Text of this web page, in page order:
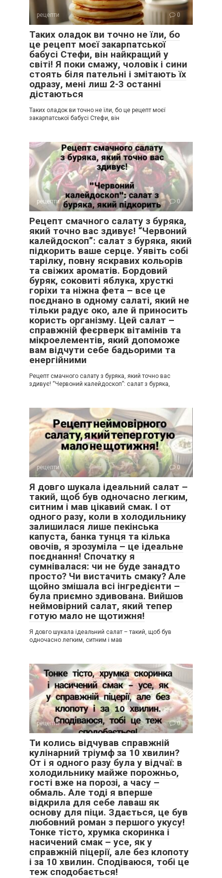
рецепти 0
Таких оладок ви точно не їли, бо
це рецепт моєї закарпатської
бабусі Стефи, він найкращий у
світі! Я поки смажу, чоловік і сини
стоять біля пательні і змітають їх
одразу, мені лиш 2-3 останні
дістаються
Таких оладок ви точно не їли, бо це рецепт моєї
закарпатської бабусі Стефи, він
рецепти 0
Рецепт смачного салату з буряка,
який точно вас здивує! “Червоний
калейдоскоп”: салат з буряка, який
підкорить ваше серце. Уявіть собі
тарілку, повну яскравих кольорів
та свіжих ароматів. Бордовий
буряк, соковиті яблука, хрусткі
горіхи та ніжна фета – все це
поєднано в одному салаті, який не
тільки радує око, але й приносить
користь організму. Цей салат –
справжній феєрверк вітамінів та
мікроелементів, який допоможе
вам відчути себе бадьорими та
енергійними
Рецепт смачного салату з буряка, який точно вас
здивує! “Червоний калейдоскоп”: салат з буряка,
рецепти 0
Я довго шукала ідеальний салат –
такий, щоб був одночасно легким,
ситним і мав цікавий смак. І от
одного разу, коли в холодильнику
залишилася лише пекінська
капуста, банка тунця та кілька
овочів, я зрозуміла – це ідеальне
поєднання! Спочатку я
сумнівалася: чи не буде занадто
просто? Чи вистачить смаку? Але
щойно змішала всі інгредієнти –
була приємно здивована. Вийшов
неймовірний салат, який тепер
готую мало не щотижня!
Я довго шукала ідеальний салат – такий, щоб був
одночасно легким, ситним і мав
рецепти 0
Ти колись відчував справжній
кулінарний тріумф за 10 хвилин?
От і я одного разу була у відчаї: в
холодильнику майже порожньо,
гості вже на порозі, а часу –
обмаль. Але тоді я вперше
відкрила для себе лаваш як
основу для піци. Здається, це був
любовний роман з першого укусу!
Тонке тісто, хрумка скоринка і
насичений смак – усе, як у
справжній піцерії, але без клопоту
і за 10 хвилин. Сподіваюся, тобі це
теж сподобається!